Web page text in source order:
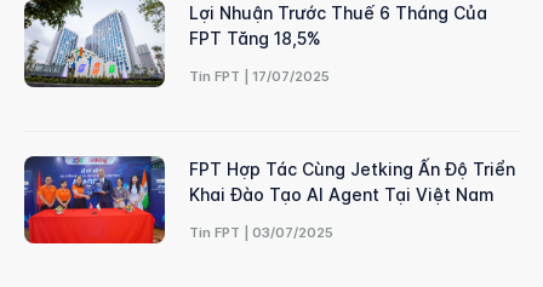
Lợi Nhuận Trước Thuế 6 Tháng Của
FPT Tăng 18,5%
Tin FPT | 17/07/2025
FPT Hợp Tác Cùng Jetking Ấn Độ Triển
Khai Đào Tạo AI Agent Tại Việt Nam
Tin FPT | 03/07/2025